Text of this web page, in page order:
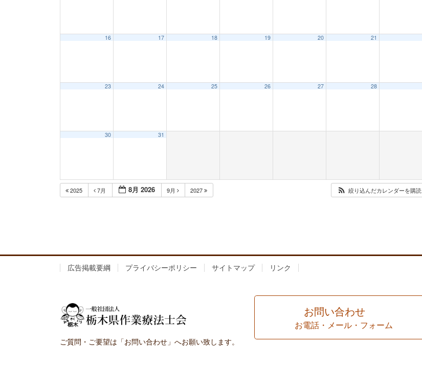
16 17 18 19 20 21
23 24 25 26 27 28
30 31
2025 7月 8月 2026 9月 2027 絞り込んだカレンダーを購読
広告掲載要綱 プライバシーポリシー サイトマップ リンク
ご質問・ご要望は「お問い合わせ」へお願い致します。
お問い合わせ
お電話・メール・フォーム